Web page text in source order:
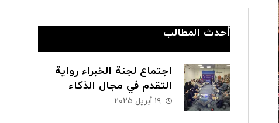
أحدث المطالب
اجتماع لجنة الخبراء رواية
التقدم في مجال الذكاء
الاصطناعي
١٩ أبريل ٢٠٢٥